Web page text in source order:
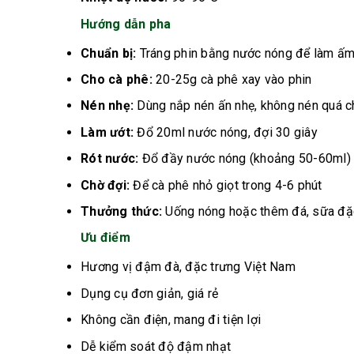
Hướng dẫn pha
Chuẩn bị: Tráng phin bằng nước nóng để làm
Cho cà phê:20-25g cà phê xay vào phin
Nén nhẹ: Dùng nắp nén ấn nhẹ, không nén quá
Làm ướt: Đổ 20ml nước nóng, đợi 30 giây
Rót nước: Đổ đầy nước nóng (khoảng 50-60ml)
Chờ đợi: Để cà phê nhỏ giọt trong 4-6 phút
Thưởng thức: Uống nóng hoặc thêm đá, sữa
Ưu điểm
Hương vị đậm đà, đặc trưng Việt Nam
Dụng cụ đơn giản, giá rẻ
Không cần điện, mang đi tiện lợi
Dễ kiểm soát độ đậm nhạt